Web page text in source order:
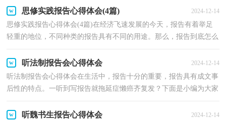
思修实践报告心得体会(4篇) 2024-12-14
思修实践报告心得体会(4篇)在经济飞速发展的今天，报告有着举足
轻重的地位，不同种类的报告具有不同的用途。那么，报告到底怎么
听法制报告会心得体会 2024-12-14
听法制报告会心得体会在生活中，报告十分的重要，报告具有成文事
后性的特点。一听到写报告就拖延症懒癌齐复发？下面是小编为大家
听魏书生报告心得体会 2024-12-14